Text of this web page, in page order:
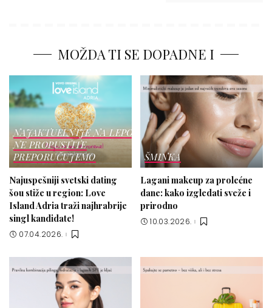
MOŽDA TI SE DOPADNE I
NAJAKTUELNIJE NA LEPOTICI
NE PROPUSTITE
PREPORUČUJEMO
Najuspešniji svetski dating
šou stiže u region: Love
Island Adria traži najhrabrije
singl kandidate!
07.04.2026.
ŠMINKA
Lagani makeup za prolećne
dane: kako izgledati sveže i
prirodno
10.03.2026.